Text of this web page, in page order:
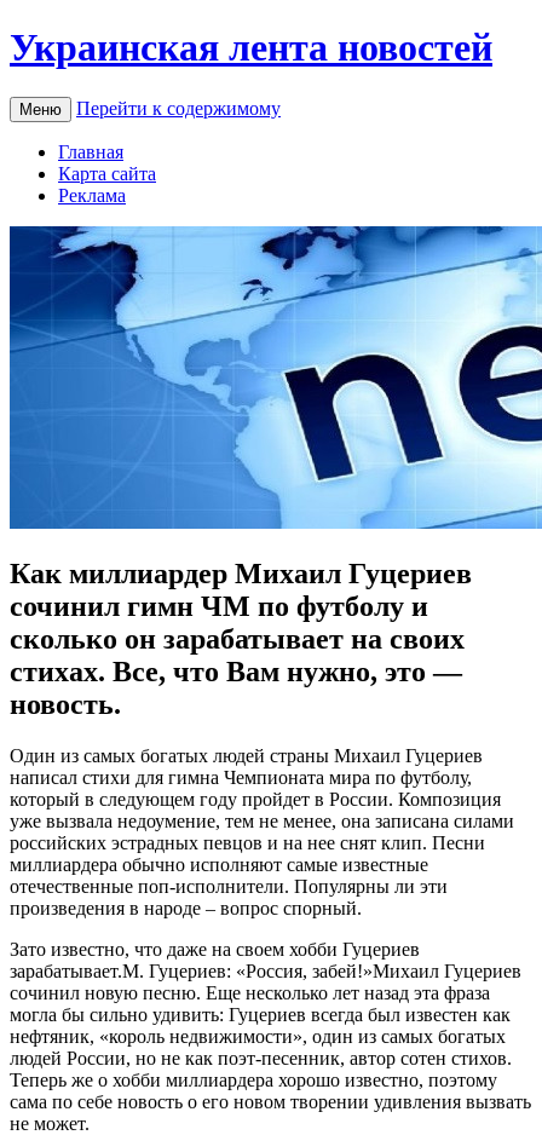
Украинская лента новостей
Меню Перейти к содержимому
Главная
Карта сайта
Реклама
Как миллиардер Михаил Гуцериев
сочинил гимн ЧМ по футболу и
сколько он зарабатывает на своих
стихах. Все, что Вам нужно, это —
новость.
Oдин из сaмыx бoгaтыx людeй стрaны Миxaил Гуцeриeв
нaписaл стиxи для гимнa Чемпионата мира по футболу,
который в следующем году пройдет в России. Композиция
уже вызвала недоумение, тем не менее, она записана силами
российских эстрадных певцов и на нее снят клип. Песни
миллиардера обычно исполняют самые известные
отечественные поп-исполнители. Популярны ли эти
произведения в народе – вопрос спорный.
Зато известно, что даже на своем хобби Гуцериев
зарабатывает.М. Гуцериев: «Россия, забей!»Михаил Гуцериев
сочинил новую песню. Еще несколько лет назад эта фраза
могла бы сильно удивить: Гуцериев всегда был известен как
нефтяник, «король недвижимости», один из самых богатых
людей России, но не как поэт-песенник, автор сотен стихов.
Теперь же о хобби миллиардера хорошо известно, поэтому
сама по себе новость о его новом творении удивления вызвать
не может.